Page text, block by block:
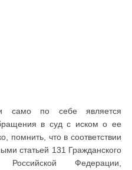
само по себе является
в суд с иском о ее
помнить, что в соответствии
статьей 131 Гражданского
Российской Федерации,